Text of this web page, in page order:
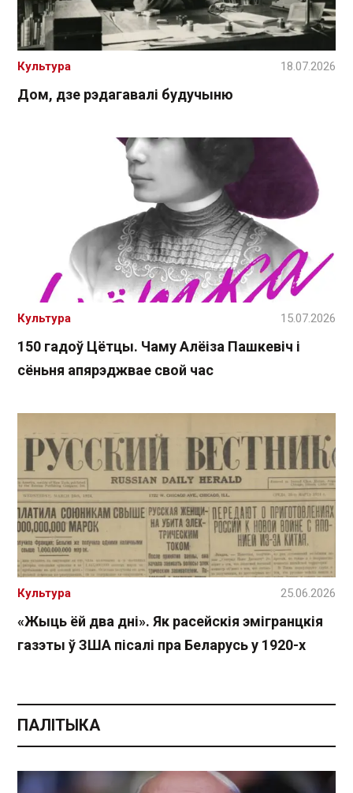
Дом, дзе рэдагавалі будучыню
Культура 18.07.2026
150 гадоў Цётцы. Чаму Алёіза Пашкевіч і
сёньня апярэджвае свой час
Культура 15.07.2026
«Жыць ёй два дні». Як расейскія эмігранцкія
газэты ў ЗША пісалі пра Беларусь у 1920-х
Культура 25.06.2026
ПАЛІТЫКА